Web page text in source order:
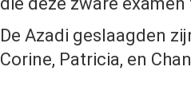
De Azadi geslaagden
Corine, Patricia, en